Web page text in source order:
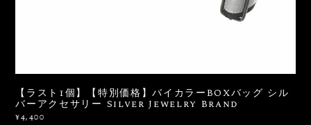
【ラスト1個】【特別価格】バイカラーBOXバッグ シル
バーアクセサリー Silver Jewelry Brand
¥4,400